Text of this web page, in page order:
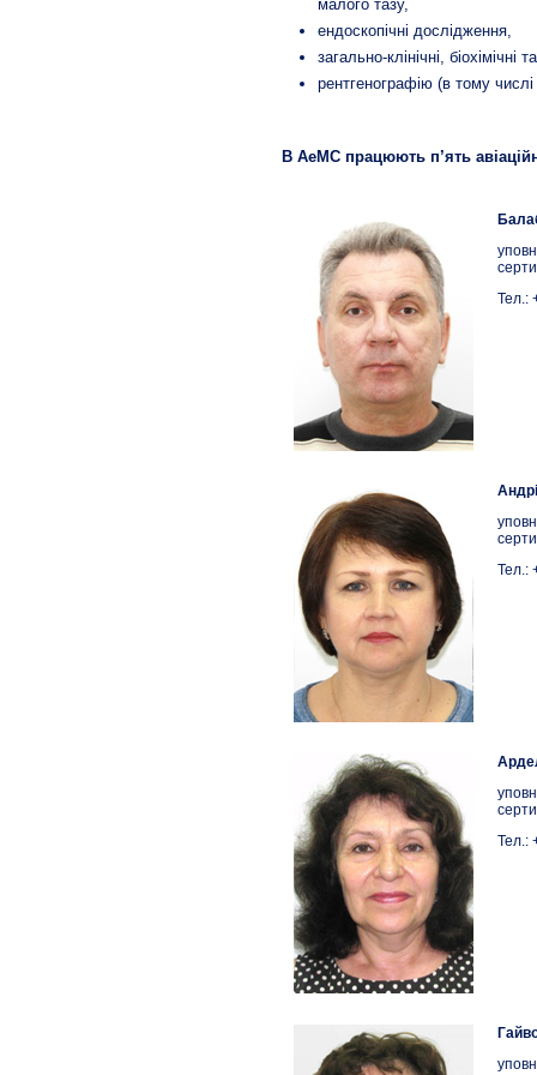
малого тазу,
ендоскопічні дослідження,
загально-клінічні, біохімічні
рентгенографію (в тому
В АеМС працюють п’ять
Тел.:
Тел.:
Тел.: